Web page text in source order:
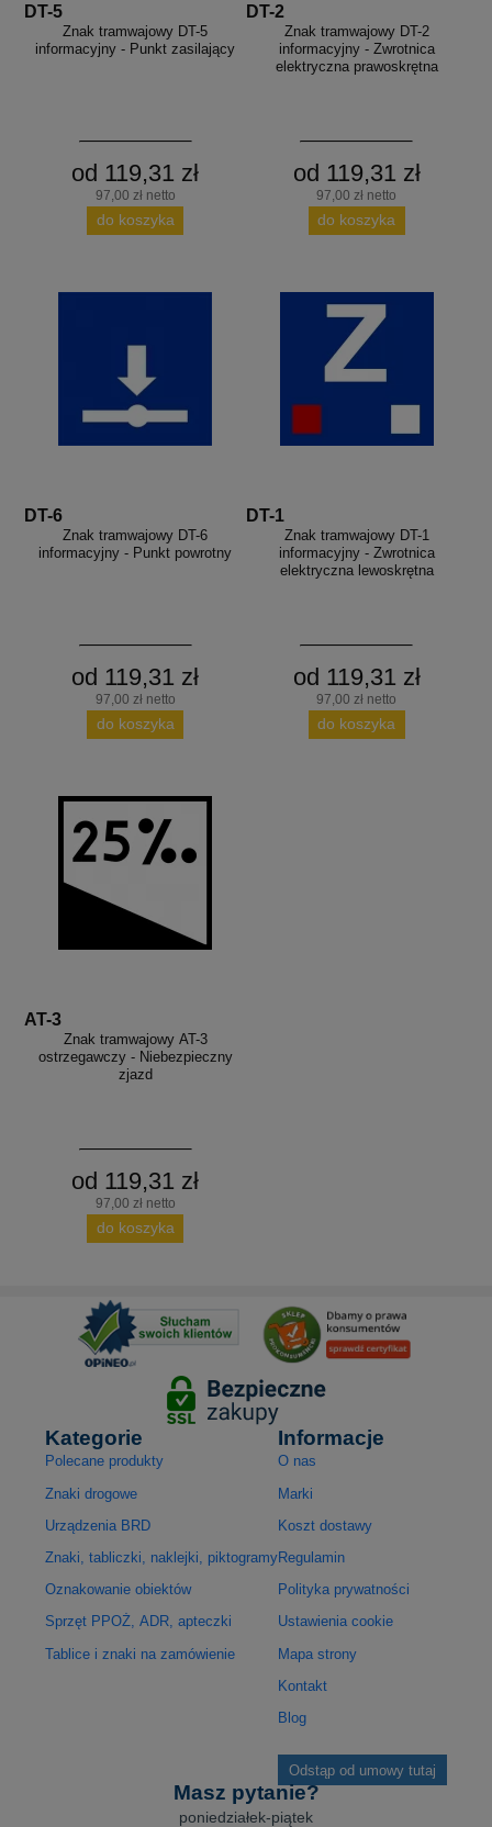
DT-5
Znak tramwajowy DT-5
informacyjny - Punkt zasilający
od 119,31 zł
97,00 zł netto
do koszyka
DT-2
Znak tramwajowy DT-2
informacyjny - Zwrotnica
elektryczna prawoskrętna
od 119,31 zł
97,00 zł netto
do koszyka
DT-6
Znak tramwajowy DT-6
informacyjny - Punkt powrotny
od 119,31 zł
97,00 zł netto
do koszyka
DT-1
Znak tramwajowy DT-1
informacyjny - Zwrotnica
elektryczna lewoskrętna
od 119,31 zł
97,00 zł netto
do koszyka
AT-3
Znak tramwajowy AT-3
ostrzegawczy - Niebezpieczny
zjazd
od 119,31 zł
97,00 zł netto
do koszyka
Kategorie
Polecane produkty
Znaki drogowe
Urządzenia BRD
Znaki, tabliczki, naklejki, piktogramy
Oznakowanie obiektów
Sprzęt PPOŻ, ADR, apteczki
Tablice i znaki na zamówienie
Informacje
O nas
Marki
Koszt dostawy
Regulamin
Polityka prywatności
Ustawienia cookie
Mapa strony
Kontakt
Blog
Odstąp od umowy tutaj
Masz pytanie?
poniedziałek-piątek